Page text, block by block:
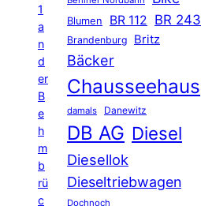
1
a
n
d
er
B
e
h
m
b
rü
c
Blumen BR 112 BR 243
Brandenburg Britz
Bäcker
Chausseehaus
damals Danewitz
DB AG Diesel
Diesellok
Dieseltriebwagen
Dochnoch